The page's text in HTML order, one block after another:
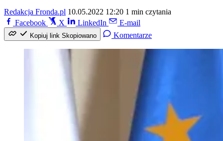
Redakcja Fronda.pl 10.05.2022 12:20 1 min czytania
Facebook
X LinkedIn E-mail
Kopiuj link Skopiowano Komentarze